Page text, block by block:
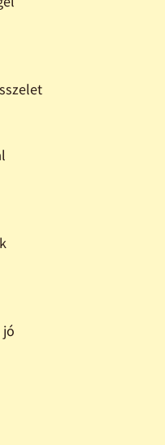
jó